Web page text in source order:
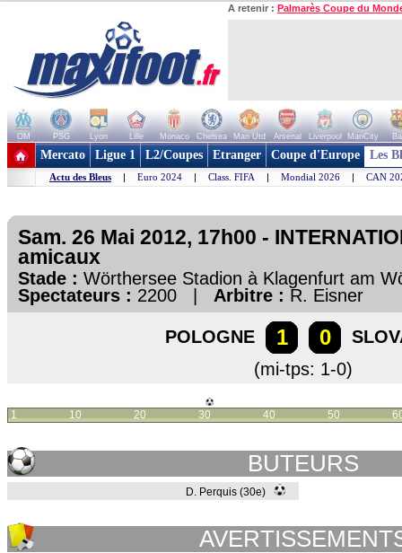
A retenir : Palmarès Coupe du
OM PSG Lyon Lille Monaco Chelsea Man Utd Arsenal Liverpool ManCity
+ de clubs
Mercato Ligue 1 L2/Coupes Etranger Coupe d'Europe Les
Actu des Bleus | Euro 2024 | Class. FIFA | Mondial 2026 | CAN
Sam. 26 Mai 2012, 17h00 -
amicaux
Stade : Wörthersee Stadion à Klagenfurt am
Spectateurs : 2200 | Arbitre : R. Eisner
POLOGNE 1 0
(mi-tps: 1-0)
1 10 20 30 40 50
BUTEURS
D. Perquis (30e)